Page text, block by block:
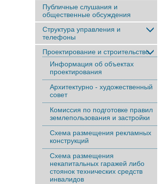
Публичные слушания и
общественные обсуждения
Структура управления и
телефоны
Проектирование и строительство
Информация об объектах
проектирования
Архитектурно - художественный
совет
Комиссия по подготовке правил
землепользования и застройки
Схема размещения рекламных
конструкций
Схема размещения
некапитальных гаражей либо
стоянок технических средств
инвалидов